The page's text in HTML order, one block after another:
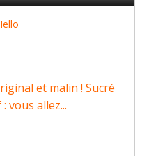
Iello
et malin ! Sucré
vous allez...